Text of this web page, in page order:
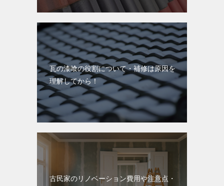
瓦の漆喰の役割について・補修は原因を
理解してから！
古民家のリノベーション費用や注意点・